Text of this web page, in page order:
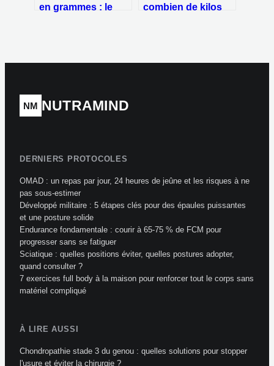
en grammes : le
combien de kilos
NM NUTRAMIND
DERNIERS PROTOCOLES
OMAD : un repas par jour, 24 heures de jeûne et les risques à ne
pas sous-estimer
Développé militaire : 5 étapes clés pour des épaules puissantes
et une posture solide
Endurance fondamentale : courir à 65-75 % de FCM pour
progresser sans se fatiguer
Sciatique : quelles positions éviter, quelles postures adopter,
quand consulter ?
7 exercices full body à la maison pour renforcer tout le corps sans
matériel compliqué
À LIRE AUSSI
Chondropathie stade 3 du genou : quelles solutions pour stopper
l'usure et éviter la chirurgie ?